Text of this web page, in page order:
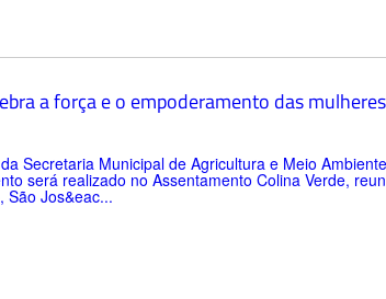
a força e o empoderamento das
Secretaria Municipal de Agricultura e Meio
será realizado no Assentamento Colina Verde,
São Jos&eac...